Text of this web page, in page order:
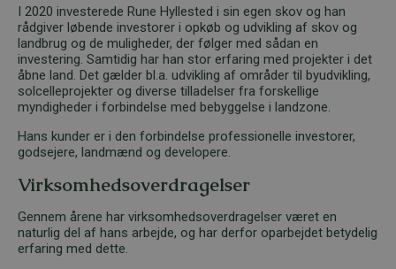
I 2020 investerede Rune Hyllested i sin egen skov og han
rådgiver løbende investorer i opkøb og udvikling af skov og
landbrug og de muligheder, der følger med sådan en
investering. Samtidig har han stor erfaring med projekter i det
åbne land. Det gælder bl.a. udvikling af områder til byudvikling,
solcelleprojekter og diverse tilladelser fra forskellige
myndigheder i forbindelse med bebyggelse i landzone.
Hans kunder er i den forbindelse professionelle investorer,
godsejere, landmænd og developere.
Virksomhedsoverdragelser
Gennem årene har virksomhedsoverdragelser været en
naturlig del af hans arbejde, og har derfor oparbejdet betydelig
erfaring med dette.